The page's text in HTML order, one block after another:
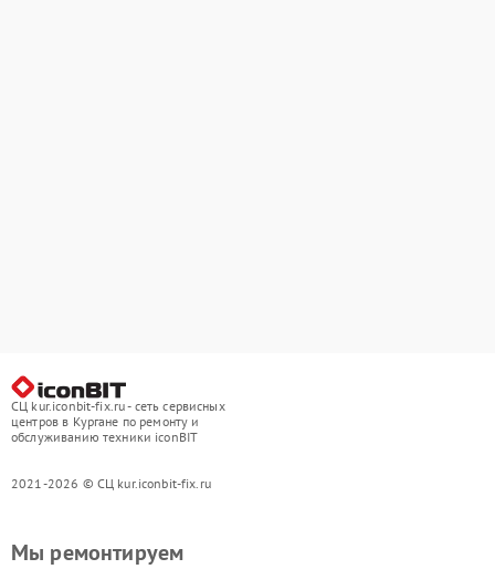
СЦ kur.iconbit-fix.ru - сеть сервисных
центров в Кургане по ремонту и
обслуживанию техники iconBIT
2021-2026 © СЦ kur.iconbit-fix.ru
Мы ремонтируем